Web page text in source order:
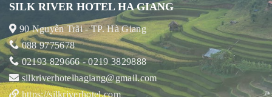
SILK RIVER HOTEL HA GIANG
90 Nguyễn Trãi - TP. Hà Giang
088 9775678
02193 829666 - 0219 3829888
silkriverhotelhagiang@gmail.com
https://silkriverhotel.com